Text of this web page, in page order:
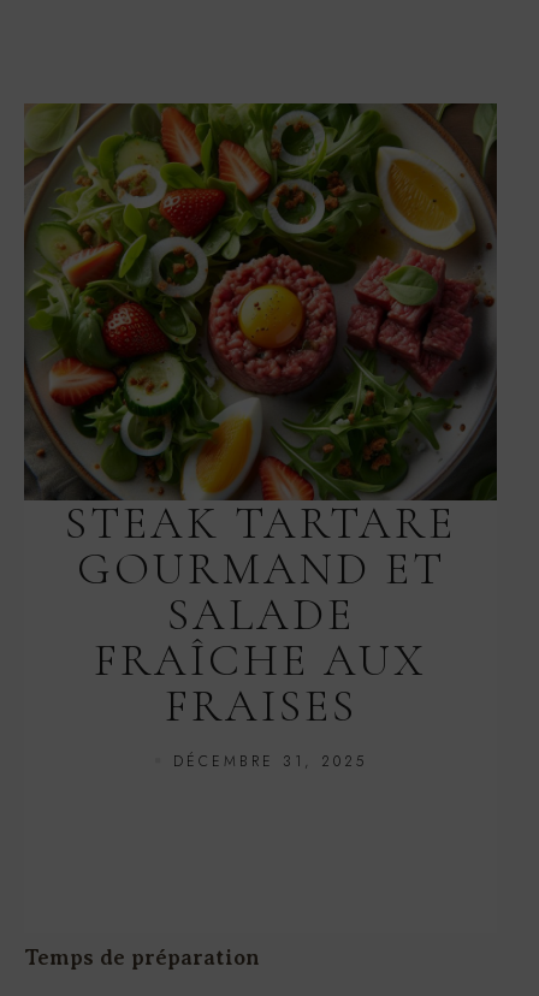
STEAK TARTARE
GOURMAND ET
SALADE
FRAÎCHE AUX
FRAISES
DÉCEMBRE 31, 2025
Temps de préparation